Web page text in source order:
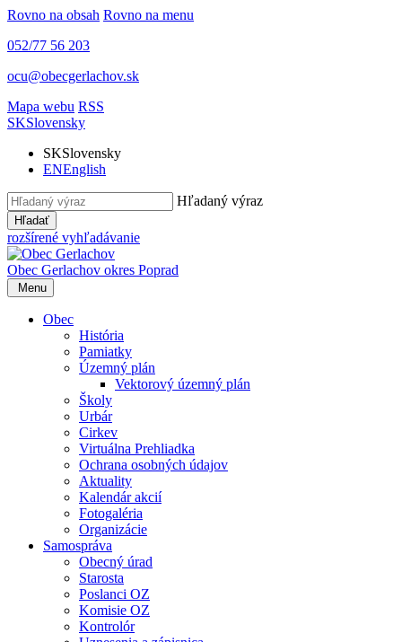
Rovno na obsah Rovno na menu
052/77 56 203
ocu@obecgerlachov.sk
Mapa webu RSS
SKSlovensky
SKSlovensky
ENEnglish
Hľadaný výraz
Hľadať
rozšírené vyhľadávanie
Obec Gerlachov okres Poprad
Menu
Obec
História
Pamiatky
Územný plán
Vektorový územný plán
Školy
Urbár
Cirkev
Virtuálna Prehliadka
Ochrana osobných údajov
Aktuality
Kalendár akcií
Fotogaléria
Organizácie
Samospráva
Obecný úrad
Starosta
Poslanci OZ
Komisie OZ
Kontrolór